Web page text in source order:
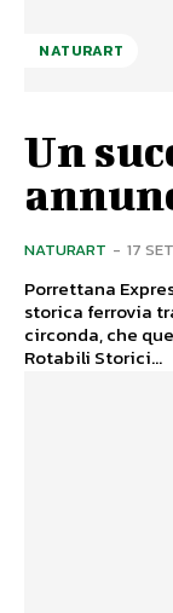
NATURART
Un
NATURART - 17
Porrettana
storica ferrovia
circonda, che
Rotabili Storici...